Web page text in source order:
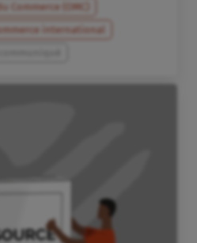
Commerce (OMC)
international